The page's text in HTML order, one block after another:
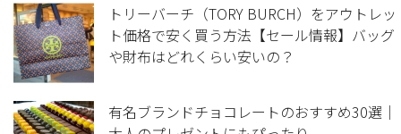
トリーバーチ（TORY BURCH）をアウトレッ
ト価格で安く買う方法【セール情報】バッグ
や財布はどれくらい安いの？
有名ブランドチョコレートのおすすめ30選｜